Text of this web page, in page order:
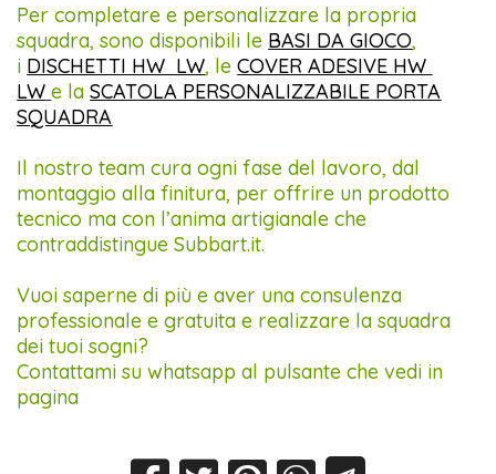
Per completare e personalizzare la propria
squadra, sono disponibili le BASI DA GIOCO,
i DISCHETTI HW LW, leCOVER ADESIVE HW
LW e laSCATOLA PERSONALIZZABILE PORTA
SQUADRA
Il nostro team cura ogni fase del lavoro, dal
montaggio alla finitura, per offrire un prodotto
tecnico ma con l’anima artigianale che
contraddistingue Subbart.it.
Vuoi saperne di più e aver una consulenza
professionale e gratuita e realizzare la squadra
dei tuoi sogni?
Contattami su whatsapp al pulsante che vedi in
pagina